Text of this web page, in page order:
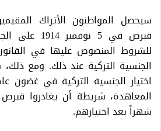
سيحصل المواطنون الأتراك
قبرص في 5
للشروط المنصوص عليها في
الجنسية التركية عند ذلك. ومع
اختيار الجنسية التركية في غضون
المعاهدة، شريطة أن يغادروا
شهراً بعد اختيارهم.